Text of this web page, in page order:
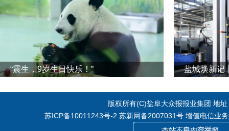
“震生，9岁生日快乐！”
版权所有(C)盐阜大众报报业集团 地
苏ICP备10011243号-2 苏新网备2007031号 增值电信业